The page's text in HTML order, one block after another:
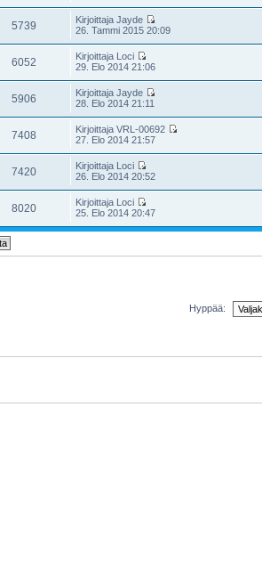
5739
Kirjoittaja Jayde
26. Tammi 2015 20:09
6052
Kirjoittaja Loci
29. Elo 2014 21:06
5906
Kirjoittaja Jayde
28. Elo 2014 21:11
7408
Kirjoittaja VRL-00692
27. Elo 2014 21:57
7420
Kirjoittaja Loci
26. Elo 2014 20:52
8020
Kirjoittaja Loci
25. Elo 2014 20:47
Hyppää: